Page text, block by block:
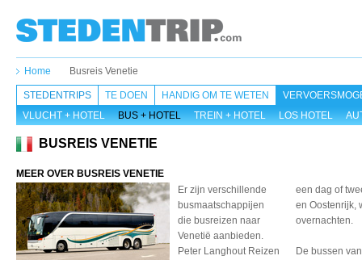
Home Busreis Venetie
STEDENTRIPS TE DOEN HANDIG OM TE WETEN
VLUCHT + HOTEL
BUS + HOTEL TREIN + HOTEL LOS HOTEL
BUSREIS VENETIE
MEER OVER BUSREIS VENETIE
Er zijn verschillende
busmaatschappijen
die busreizen naar
Venetië aanbieden.
Peter Langhout Reizen
een dag of
en Oostenrijk,
overnachten.
De bussen